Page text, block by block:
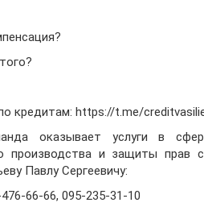
кредитам: https://t.me/
оказывает услуги в
производства и защиты прав
Павлу Сергеевичу:
66-66, 095-235-31-10